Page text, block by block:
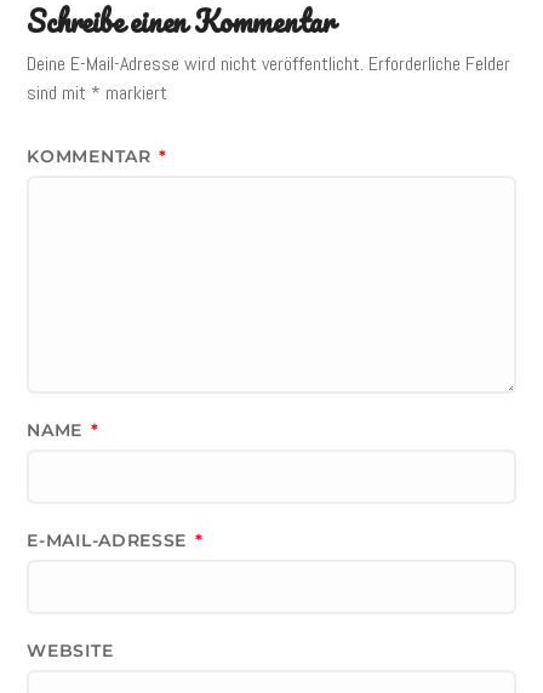
Schreibe einen Kommentar
Deine E-Mail-Adresse wird nicht veröffentlicht. Erforderliche Felder
sind mit * markiert
KOMMENTAR *
NAME *
E-MAIL-ADRESSE *
WEBSITE